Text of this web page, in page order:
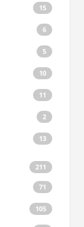
15
6
5
10
11
2
13
211
71
105